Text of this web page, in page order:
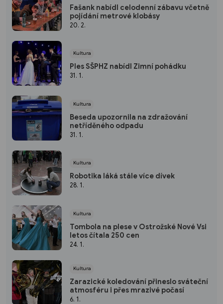
Fašank nabídl celodenní zábavu včetně
pojídání metrové klobásy
20. 2.
Kultura
Ples SŠPHZ nabídl Zimní pohádku
31. 1.
Kultura
Beseda upozornila na zdražování
netříděného odpadu
31. 1.
Kultura
Robotika láká stále více dívek
28. 1.
Kultura
Tombola na plese v Ostrožské Nové Vsi
letos čítala 250 cen
24. 1.
Kultura
Zarazické koledování přineslo sváteční
atmosféru i přes mrazivé počasí
6. 1.